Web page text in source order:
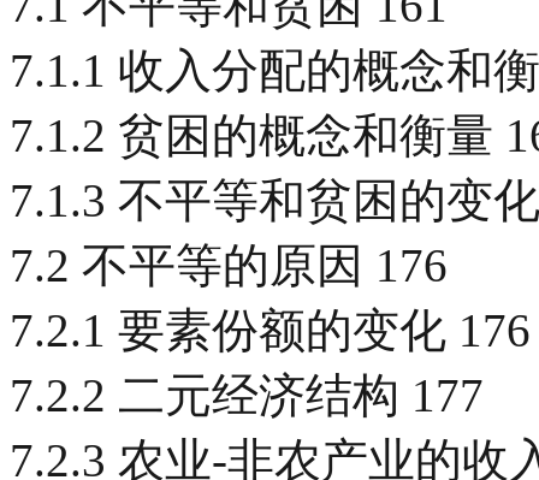
7.1.1 收入分配的概念和
7.1.2 贫困的概念和衡量
7.1.3 不平等和贫困的变
7.2 不平等的原因 176
7.2.1 要素份额的变化 176
7.2.2 二元经济结构 177
7.2.3 农业-非农产业的收